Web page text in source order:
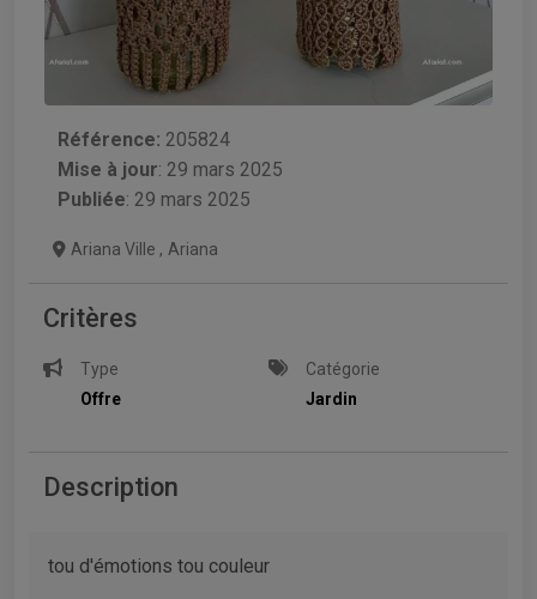
Référence: 205824
Mise à jour: 29 mars 2025
Publiée: 29 mars 2025
Ariana Ville , Ariana
Critères
Type
Offre
Catégorie
Jardin
Description
tou d'émotions tou couleur